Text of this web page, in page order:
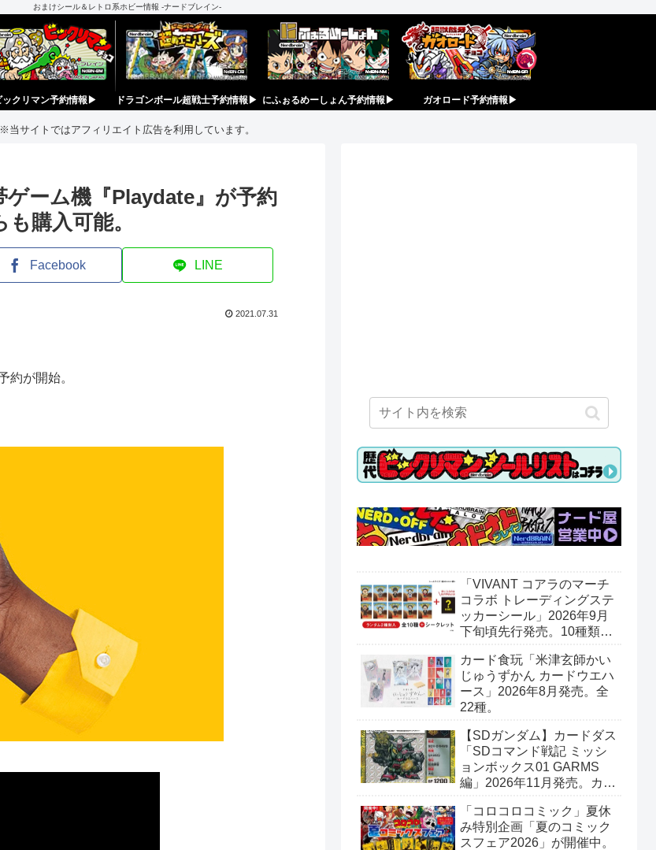
おまけシール＆レトロ系ホビー情報 -ナードブレイン-
ックリマン予約情報▶︎ ドラゴンボール超戦士予約情報▶︎ にふぉるめーしょん予約情報▶︎ ガオロード予約情報▶︎
※当サイトではアフィリエイト広告を利用しています。
ゲーム機『Playdate』が予約
購入可能。
Facebook LINE
2021.07.31
約が開始。
「VIVANT コアラのマーチ
コラボ トレーディングステ
ッカーシール」2026年9月
下旬頃先行発売。10種類＋
オンラインショップ限定。
カード食玩「米津玄師かい
じゅうずかん カードウエハ
ース」2026年8月発売。全
22種。
【SDガンダム】カードダス
「SDコマンド戦記 ミッシ
ョンボックス01 GARMS
編」2026年11月発売。カー
プレミアムバンダイ予約開
始。
「コロコロコミック」夏休
み特別企画「夏のコミック
スフェア2026」が開催中。